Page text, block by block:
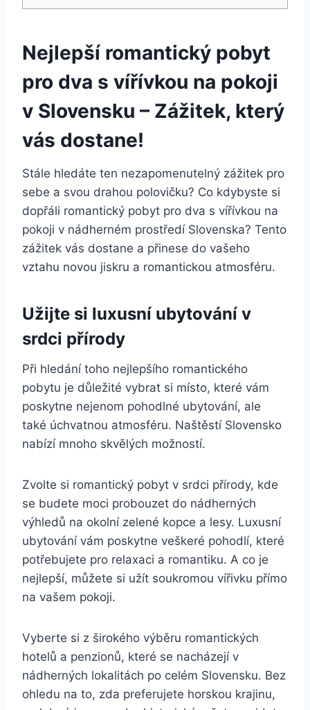
Nejlepší romantický pobyt
pro dva s vířívkou na pokoji
v Slovensku – Zážitek, který
vás dostane!
Stále hledáte ten nezapomenutelný zážitek pro
sebe a svou drahou polovičku? Co kdybyste si
dopřáli romantický pobyt pro dva s vířívkou na
pokoji v nádherném prostředí Slovenska? Tento
zážitek vás dostane a přinese do vašeho
vztahu novou jiskru a romantickou atmosféru.
Užijte si luxusní ubytování v
srdci přírody
Při hledání toho nejlepšího romantického
pobytu je důležité vybrat si místo, které vám
poskytne nejenom pohodlné ubytování, ale
také úchvatnou atmosféru. Naštěstí Slovensko
nabízí mnoho skvělých možností.
Zvolte si romantický pobyt v srdci přírody, kde
se budete moci probouzet do nádherných
výhledů na okolní zelené kopce a lesy. Luxusní
ubytování vám poskytne veškeré pohodlí, které
potřebujete pro relaxaci a romantiku. A co je
nejlepší, můžete si užít soukromou vířivku přímo
na vašem pokoji.
Vyberte si z širokého výběru romantických
hotelů a penzionů, které se nacházejí v
nádherných lokalitách po celém Slovensku. Bez
ohledu na to, zda preferujete horskou krajinu,